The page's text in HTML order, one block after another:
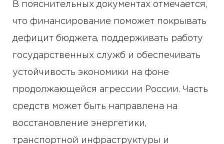
В пояснительных документах отмечается,
что финансирование поможет покрывать
дефицит бюджета, поддерживать работу
государственных служб и обеспечивать
устойчивость экономики на фоне
продолжающейся агрессии России. Часть
средств может быть направлена ​​на
восстановление энергетики,
транспортной инфраструктуры и